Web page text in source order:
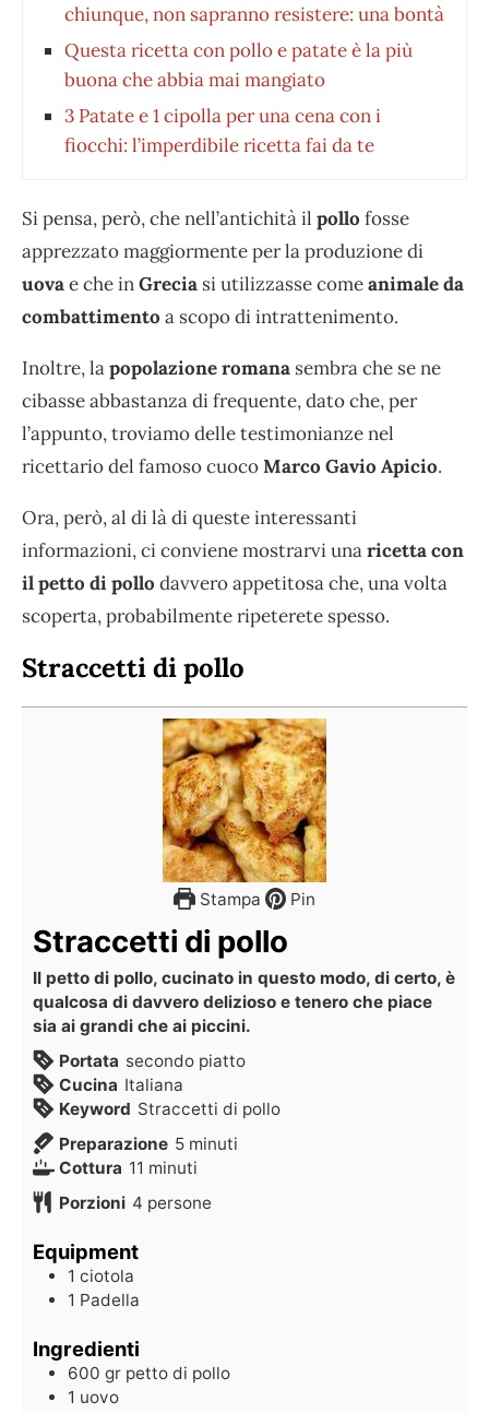
chiunque, non sapranno resistere: una bontà
Questa ricetta con pollo e patate è la più
buona che abbia mai mangiato
3 Patate e 1 cipolla per una cena con i
fiocchi: l’imperdibile ricetta fai da te
Si pensa, però, che nell’antichità il pollo fosse
apprezzato maggiormente per la produzione di
uovae che inGrecia si utilizzasse comeanimale da
combattimento a scopo di intrattenimento.
Inoltre, lapopolazione romana sembra che se ne
cibasse abbastanza di frequente, dato che, per
l’appunto, troviamo delle testimonianze nel
ricettario del famoso cuocoMarco Gavio Apicio.
Ora, però, al di là di queste interessanti
informazioni, ci conviene mostrarvi unaricetta con
il petto di pollo davvero appetitosa che, una volta
scoperta, probabilmente ripeterete spesso.
Straccetti di pollo
Stampa Pin
Straccetti di pollo
Il petto di pollo, cucinato in questo modo, di certo, è
qualcosa di davvero delizioso e tenero che piace
sia ai grandi che ai piccini.
Portata secondo piatto
Cucina Italiana
Keyword Straccetti di pollo
Preparazione 5 minuti
Cottura 11 minuti
Porzioni 4 persone
Equipment
1 ciotola
1 Padella
Ingredienti
600 gr petto di pollo
1 uovo